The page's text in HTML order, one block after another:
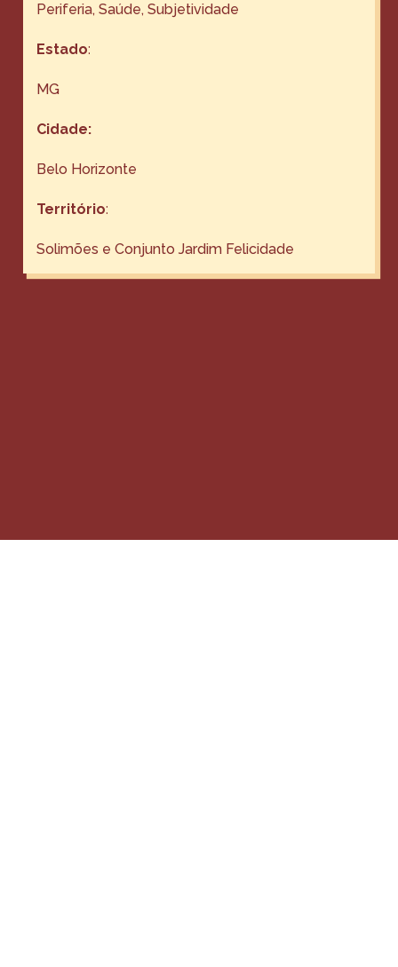
Periferia, Saúde, Subjetividade
Estado:
MG
Cidade:
Belo Horizonte
Território:
Solimões e Conjunto Jardim Felicidade